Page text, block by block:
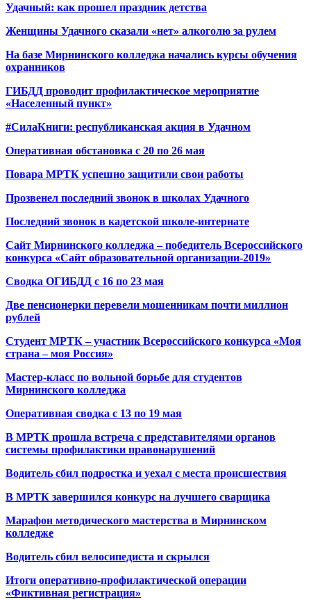
Удачный: как прошел праздник детства
Женщины Удачного сказали «нет» алкоголю за рулем
На базе Мирнинского колледжа начались курсы обучения
охранников
ГИБДД проводит профилактическое мероприятие
«Населенный пункт»
#СилаКниги: республиканская акция в Удачном
Оперативная обстановка с 20 по 26 мая
Повара МРТК успешно защитили свои работы
Прозвенел последний звонок в школах Удачного
Последний звонок в кадетской школе-интернате
Сайт Мирнинского колледжа – победитель Всероссийского
конкурса «Сайт образовательной организации-2019»
Сводка ОГИБДД с 16 по 23 мая
Две пенсионерки перевели мошенникам почти миллион
рублей
Студент МРТК – участник Всероссийского конкурса «Моя
страна – моя Россия»
Мастер-класс по вольной борьбе для студентов
Мирнинского колледжа
Оперативная сводка с 13 по 19 мая
В МРТК прошла встреча с представителями органов
системы профилактики правонарушений
Водитель сбил подростка и уехал с места происшествия
В МРТК завершился конкурс на лучшего сварщика
Марафон методического мастерства в Мирнинском
колледже
Водитель сбил велосипедиста и скрылся
Итоги оперативно-профилактической операции
«Фиктивная регистрация»